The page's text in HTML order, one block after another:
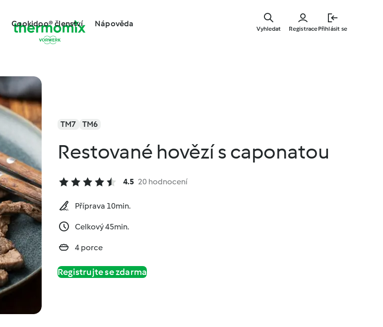
hlavnímu
Cookidoo® členství Nápověda
RegistracePřihlásit se
Vyhledat
TM7 TM6
Restované hovězí s caponatou
4.5 20 hodnocení
Příprava 10min.
Celkový 45min.
4 porce
Registrujte se zdarma